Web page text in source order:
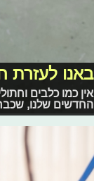
באנו לעזרת
אין כמו כלבים
החדשים שלנו,